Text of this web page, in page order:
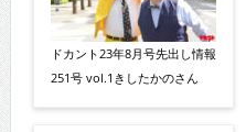
ドカント23年8月号先出し情報
251号 vol.1きしたかのさん